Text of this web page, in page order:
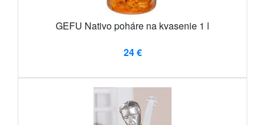
GEFU Nativo poháre na kvasenie 1 l
24 €